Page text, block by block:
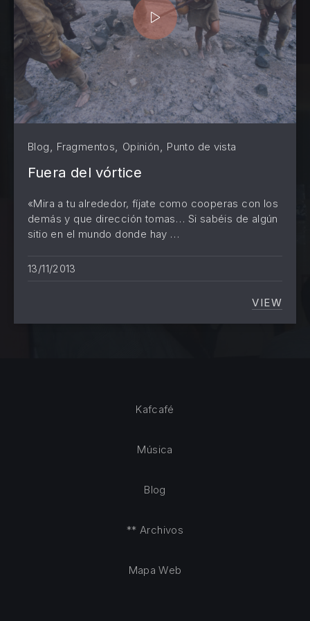
Blog, Fragmentos, Opinión, Punto de vista
Fuera del vórtice
«Mira a tu alrededor, fíjate como cooperas con los
demás y que dirección tomas… Si sabéis de algún
sitio en el mundo donde hay …
13/11/2013
VIEWFUERA
Kafcafé
Música
Blog
** Archivos
Mapa Web